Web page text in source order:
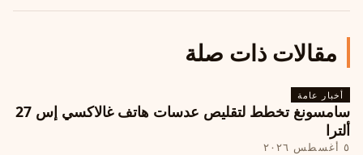
مقالات ذات صلة
أخبار عامة
سامسونغ تخطط لتقليص عدسات هاتف غالاكسي إس 27
ألترا
٥ أغسطس ٢٠٢٦